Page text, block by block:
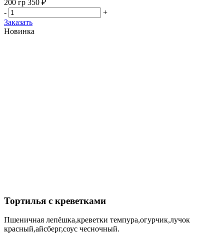
200 гр 350 ₽
-
+
Заказать
Новинка
Тортилья с креветками
Пшеничная лепёшка,креветки темпура,огурчик,лучок
красный,айсберг,соус чесночный.